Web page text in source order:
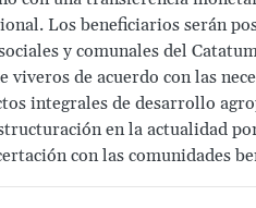
Los beneficiarios serán
y comunales del
viveros de acuerdo con las
integrales de desarrollo
en la actualidad
con las comunidades